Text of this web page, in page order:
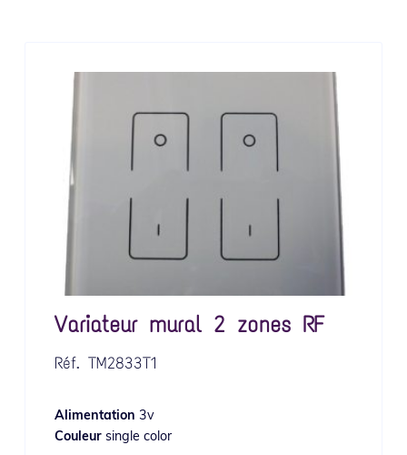
Variateur mural 2 zones RF
Réf. TM2833T1
Alimentation 3v
Couleursingle color